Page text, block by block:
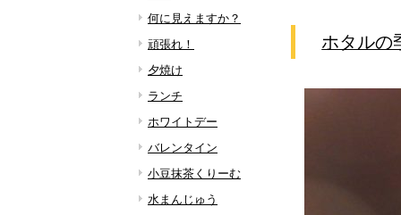
ホタルの
何に見えますか？
頑張れ！
夕焼け
ランチ
ホワイトデー
バレンタイン
小豆抹茶くりーむ
水まんじゅう